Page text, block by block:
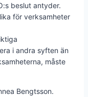
beslut antyder.
för verksamheter
i andra syften än
måste